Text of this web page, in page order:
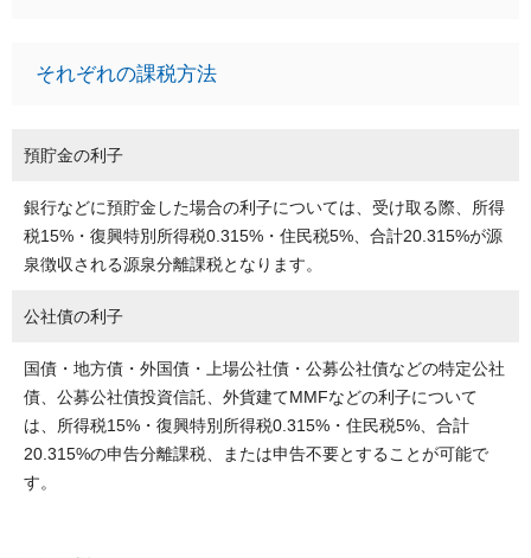
それぞれの課税方法
預貯金の利子
銀行などに預貯金した場合の利子については、受け取る際、所得
税15%・復興特別所得税0.315%・住民税5%、合計20.315%が源
泉徴収される源泉分離課税となります。
公社債の利子
国債・地方債・外国債・上場公社債・公募公社債などの特定公社
債、公募公社債投資信託、外貨建てMMFなどの利子について
は、所得税15%・復興特別所得税0.315%・住民税5%、合計
20.315%の申告分離課税、または申告不要とすることが可能で
す。